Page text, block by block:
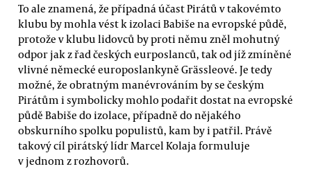
To ale znamená, že případná účast Pirátů v takovémto
klubu by mohla vést k izolaci Babiše na evropské půdě,
protože v klubu lidovců by proti němu zněl mohutný
odpor jak z řad českých eurposlanců, tak od jíž zmíněné
vlivné německé europoslankyně Grässleové. Je tedy
možné, že obratným manévrováním by se českým
Pirátům i symbolicky mohlo podařit dostat na evropské
půdě Babiše do izolace, případně do nějakého
obskurního spolku populistů, kam by i patřil. Právě
takový cíl pirátský lídr Marcel Kolaja formuluje
v jednom z rozhovorů.